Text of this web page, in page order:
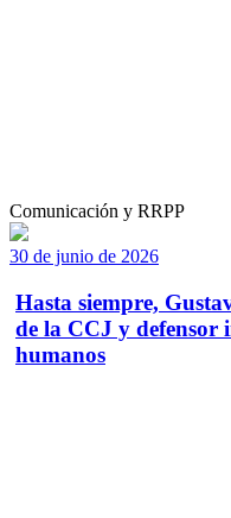
Comunicación y RRPP
30 de junio de 2026
Hasta siempre,
de la CCJ y defensor
humanos